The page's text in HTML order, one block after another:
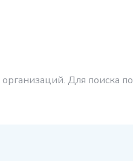
Для поиска по